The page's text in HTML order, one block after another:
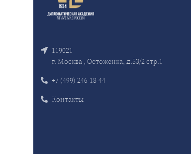
119021
г. Москва , Остоженка, д.53/2 стр.1
+7 (499) 246-18-44
Контакты